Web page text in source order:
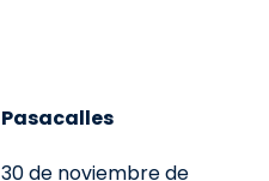
Pasacalles
30 de noviembre de